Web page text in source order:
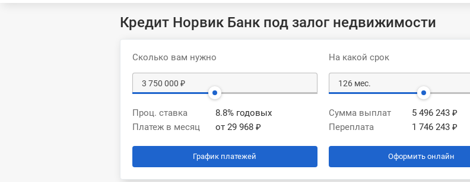
Кредит Норвик Банк под залог недвижимости
Сколько вам нужно На какой срок
Проц. ставка
8.8% годовых
Платеж в месяц
от 29 968 ₽
Сумма выплат
5 496 243 ₽
Переплата
1 746 243 ₽
График платежей Оформить онлайн